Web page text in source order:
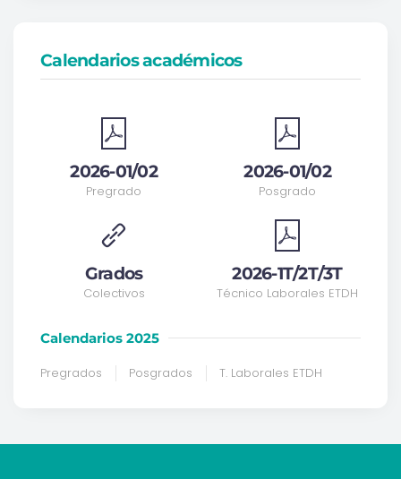
Calendarios académicos
2026-01/02
Pregrado
Grados
Colectivos
2026-01/02
Posgrado
2026-1T/2T/3T
Técnico Laborales ETDH
Calendarios 2025
Pregrados Posgrados T. Laborales ETDH